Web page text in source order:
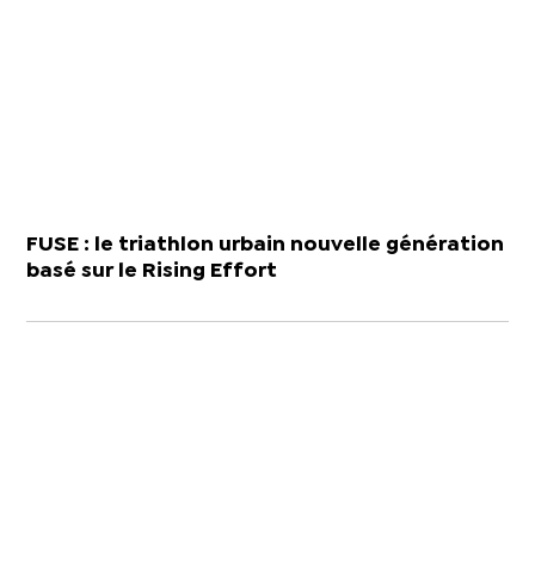
FUSE : le triathlon urbain nouvelle génération
basé sur le Rising Effort